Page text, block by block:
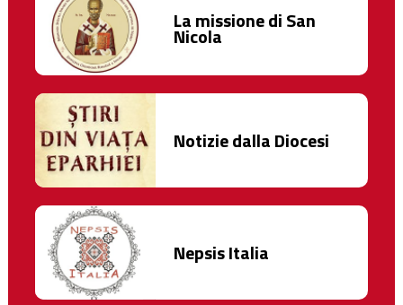
La missione di San
Nicola
Notizie dalla Diocesi
Nepsis Italia